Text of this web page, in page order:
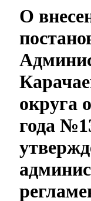
О
округа
года